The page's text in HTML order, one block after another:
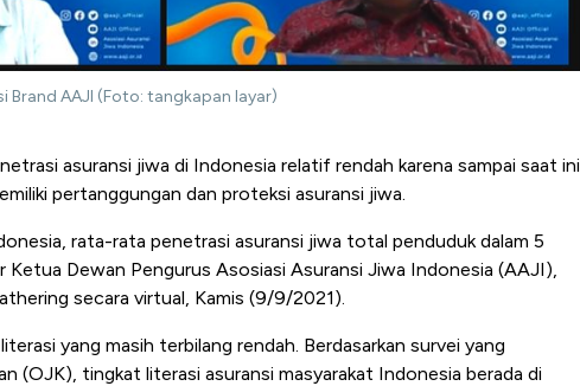
Brand AAJI (Foto: tangkapan layar)
asuransi jiwa di Indonesia relatif rendah karena sampai saat ini
pertanggungan dan proteksi asuransi jiwa.
rata-rata penetrasi asuransi jiwa total penduduk dalam 5
Ketua Dewan Pengurus Asosiasi Asuransi Jiwa Indonesia (AAJI),
secara virtual, Kamis (9/9/2021).
yang masih terbilang rendah. Berdasarkan survei yang
(OJK), tingkat literasi asuransi masyarakat Indonesia berada di